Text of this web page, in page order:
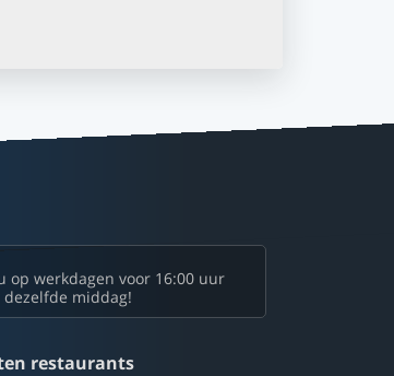
op werkdagen voor 16:00 uur
middag!
restaurants